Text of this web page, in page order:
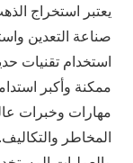
يعتبر استخراج
صناعة التعدين
استخدام تقنيات
ممكنة وأكبر
مهارات وخبرات
المخاطر